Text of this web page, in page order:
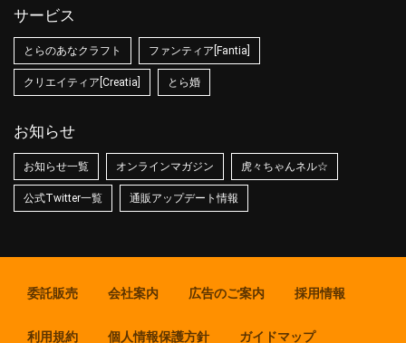
サービス
とらのあなクラフト ファンティア[Fantia]
クリエイティア[Creatia] とら婚
お知らせ
お知らせ一覧 オンラインマガジン 虎々ちゃんネル☆
公式Twitter一覧 通販アップデート情報
委託販売 会社案内 広告のご案内 採用情報
利用規約 個人情報保護方針 ガイドマップ